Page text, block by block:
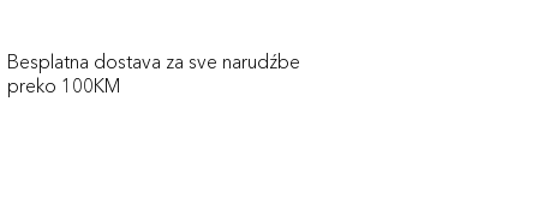
Besplatna dostava za sve narudźbe
preko 100KM